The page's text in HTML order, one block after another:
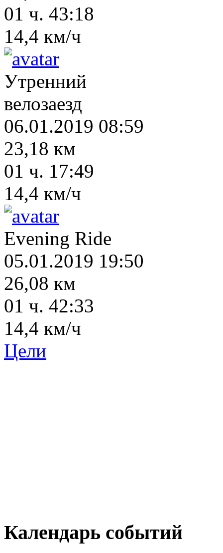
01 ч. 43:18
14,4 км/ч
Утренний
велозаезд
06.01.2019 08:59
23,18 км
01 ч. 17:49
14,4 км/ч
Evening Ride
05.01.2019 19:50
26,08 км
01 ч. 42:33
14,4 км/ч
Цели
Календарь событий